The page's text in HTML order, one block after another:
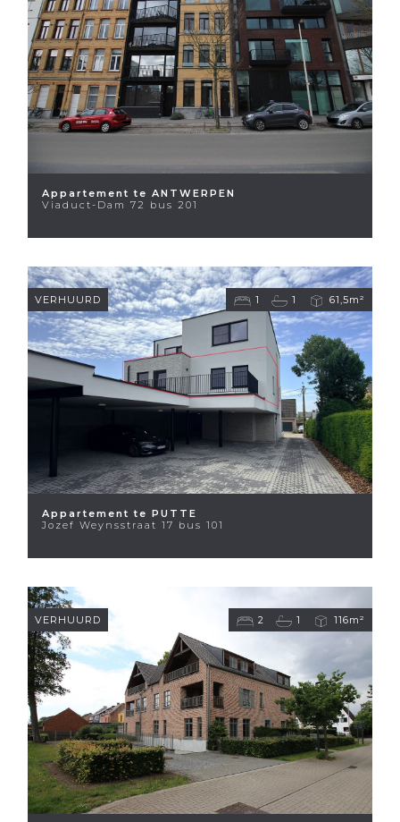
Appartement te ANTWERPEN
Viaduct-Dam 72 bus 201
1 1 61,5m²
VERHUURD
Appartement te PUTTE
Jozef Weynsstraat 17 bus 101
2 1 116m²
VERHUURD